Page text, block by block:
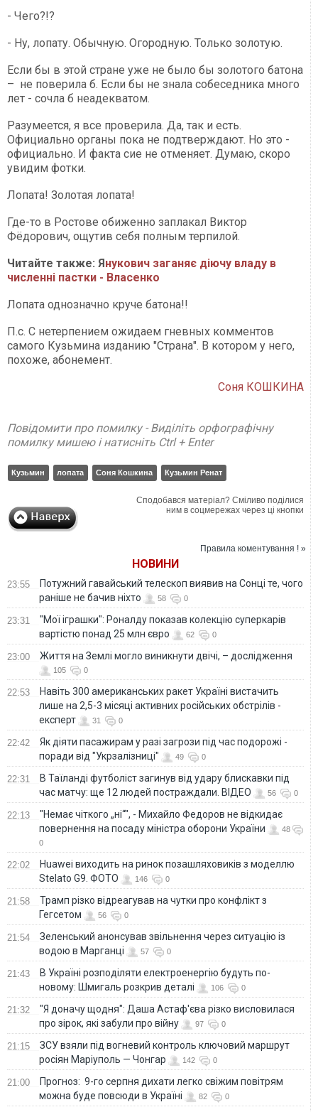
- Чего?!?
- Ну, лопату. Обычную. Огородную. Только золотую.
Если бы в этой стране уже не было бы золотого батона
– не поверила б. Если бы не знала собеседника много
лет - сочла б неадекватом.
Разумеется, я все проверила. Да, так и есть.
Официально органы пока не подтверждают. Но это -
официально. И факта сие не отменяет. Думаю, скоро
увидим фотки.
Лопата! Золотая лопата!
Где-то в Ростове обиженно заплакал Виктор
Фёдорович, ощутив себя полным терпилой.
Читайте также: Я нукович заганяє діючу владу в
численні пастки - Власенко
Лопата однозначно круче батона!!
П.с. С нетерпением ожидаем гневных комментов
самого Кузьмина изданию "Страна". В котором у него,
похоже, абонемент.
Соня КОШКИНА
Повідомити про помилку - Виділіть орфографічну
помилку мишею і натисніть Ctrl + Enter
Кузьмин лопата Соня Кошкина Кузьмин Ренат
Сподобався матеріал? Сміливо поділися
ним в соцмережах через ці кнопки
Правила коментування ! »
НОВИНИ
23:55
Потужний гавайський телескоп виявив на Сонці те, чого
раніше не бачив ніхто
58 0
23:31
"Мої іграшки": Роналду показав колекцію суперкарів
вартістю понад 25 млн євро
62 0
23:00 Життя на Землі могло виникнути двічі, – дослідження
105 0
22:53
Навіть 300 американських ракет Україні вистачить
лише на 2,5-3 місяці активних російських обстрілів -
експерт
31 0
22:42
Як діяти пасажирам у разі загрози під час подорожі -
поради від "Укрзалізниці"
49 0
22:31
В Таїланді футболіст загинув від удару блискавки під
час матчу: ще 12 людей постраждали. ВІДЕО
56 0
22:13
"Немає чіткого „ні“", - Михайло Федоров не відкидає
повернення на посаду міністра оборони України
48
0
22:02
Huawei виходить на ринок позашляховиків з моделлю
Stelato G9. ФОТО
146 0
21:58
Трамп різко відреагував на чутки про конфлікт з
Гегсетом
56 0
21:54
Зеленський анонсував звільнення через ситуацію із
водою в Марганці
57 0
21:43
В Україні розподіляти електроенергію будуть по-
новому: Шмигаль розкрив деталі
106 0
21:32
"Я доначу щодня": Даша Астаф'єва різко висловилася
про зірок, які забули про війну
97 0
21:15
ЗСУ взяли під вогневий контроль ключовий маршрут
росіян Маріуполь — Чонгар
142 0
21:00
Прогноз: 9-го серпня дихати легко свіжим повітрям
можна буде повсюди в Україні
82 0